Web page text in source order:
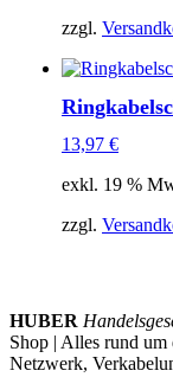
zzgl.
13,97 €
exkl. 19 %
zzgl.
HUBER
Shop | Alles rund
Netzwerk,